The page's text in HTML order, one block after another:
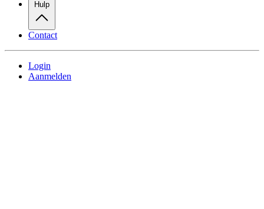
Hulp
Contact
Login
Aanmelden